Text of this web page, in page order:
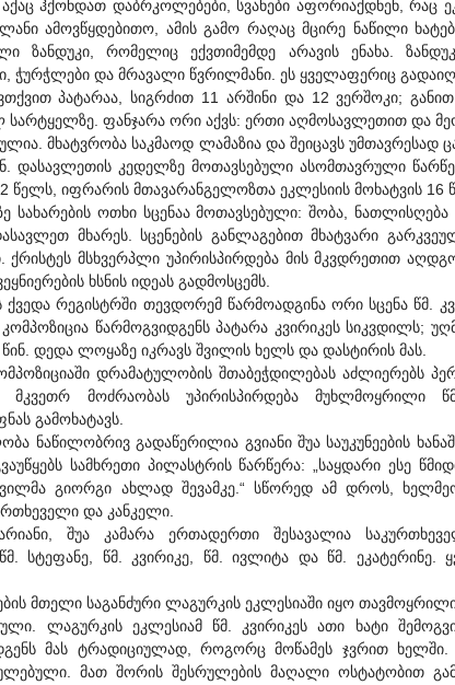
ჰქონდათ დაბრკოლებები, სვანები აფორიაქდნენ, რაც
ამოვწყდებითო, ამის გამო რაღაც მცირე ნაწილი
ზანდუკი, რომელიც ექვთიმემდე არავის ენახა.
ჭურჭლები და მრავალი წვრილმანი. ეს ყველაფერიც
პატარაა, სიგრძით 11 არშინი და 12 ვერშოკი;
ფანჯარა ორი აქვს: ერთი აღმოსავლეთით და
მხატვრობა საკმაოდ ლამაზია და შეიცავს უმთავრესად
დასავლეთის კედელზე მოთავსებული ასომთავრული
წელს, იფრარის მთავარანგელოზთა ეკლესიის მოხატვის 16
ოთხი სცენაა მოთავსებული: შობა, ნათლისღება
მხარეს. სცენების განლაგებით მხატვარი
მსხვერპლი უპირისპირდება მის მკვდრეთით
ხსნის იდეას გადმოსცემს.
რეგისტრში თევდორემ წარმოადგინა ორი სცენა წმ.
წარმოგვიდგენს პატარა კვირიკეს სიკვდილს;
დედა ლოყაზე იკრავს შვილის ხელს და დასტირის მას.
დრამატულობის შთაბეჭდილებას აძლიერებს
მკვეთრ მოძრაობას უპირისპირდება მუხლმოყრილი
გამოხატავს.
გადაწერილია გვიანი შუა საუკუნეების
სამხრეთი პილასტრის წარწერა: „საყდარი ესე
გიორგი ახლად შევამკე.“ სწორედ ამ დროს,
და კანკელი.
შუა კამარა ერთადერთი შესავალია
სტეფანე, წმ. კვირიკე, წმ. ივლიტა და წმ. ეკატერინე.
მთელი საგანძური ლაგურკის ეკლესიაში იყო თავმოყრილი
ლაგურკის ეკლესიამ წმ. კვირიკეს ათი ხატი
მას ტრადიციულად, როგორც მოწამეს ჯვრით
მათ შორის შესრულების მაღალი ოსტატობით